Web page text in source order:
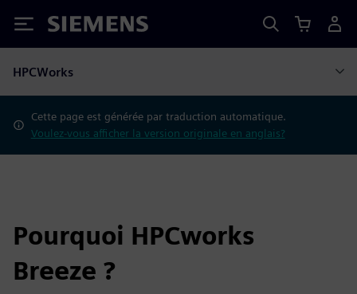
Siemens
HPCWorks
Cette page est générée par traduction automatique.
Voulez-vous afficher la version originale en anglais?
Pourquoi HPCworks
Breeze ?